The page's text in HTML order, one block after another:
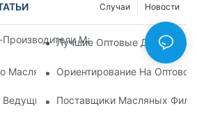
Новости
Случаи
Масляных Фильтров:
Лучшие Оптовые
Масляного Фильтра Для Вашей
Ориентирование На
Производители Масляных
Поставщики Масляных